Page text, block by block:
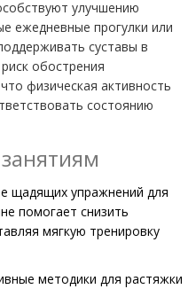
улучшению
ежедневные прогулки или
суставы в
обострения
физическая активность
состоянию
щадящих упражнений для
помогает снизить
мягкую тренировку
методики для растяжки